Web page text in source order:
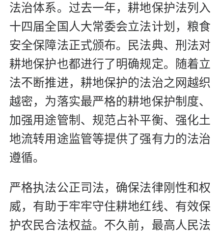
法治体系。过去一年，耕地保护法列入
十四届全国人大常委会立法计划，粮食
安全保障法正式颁布。民法典、刑法对
耕地保护也都进行了明确规定。随着立
法不断推进，耕地保护的法治之网越织
越密，为落实最严格的耕地保护制度、
加强用途管制、规范占补平衡、强化土
地流转用途监管等提供了强有力的法治
遵循。
严格执法公正司法，确保法律刚性和权
威，有助于牢牢守住耕地红线、有效保
护农民合法权益。不久前，最高人民法